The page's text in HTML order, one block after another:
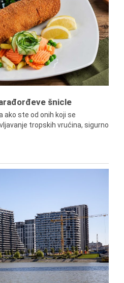
šnicle
ako ste od onih koji se
tropskih vrućina, sigurno